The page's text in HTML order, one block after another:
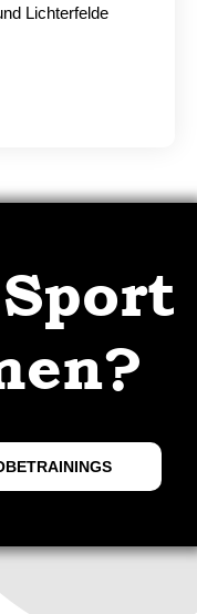
Lichterfelde